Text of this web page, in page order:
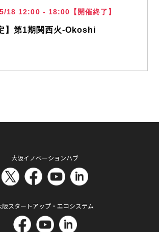
18 12:00 - 18:00【開催終了】
】第1期関西火-Okoshi
大阪イノベーションハブ
阪スタートアップ・エコシステム